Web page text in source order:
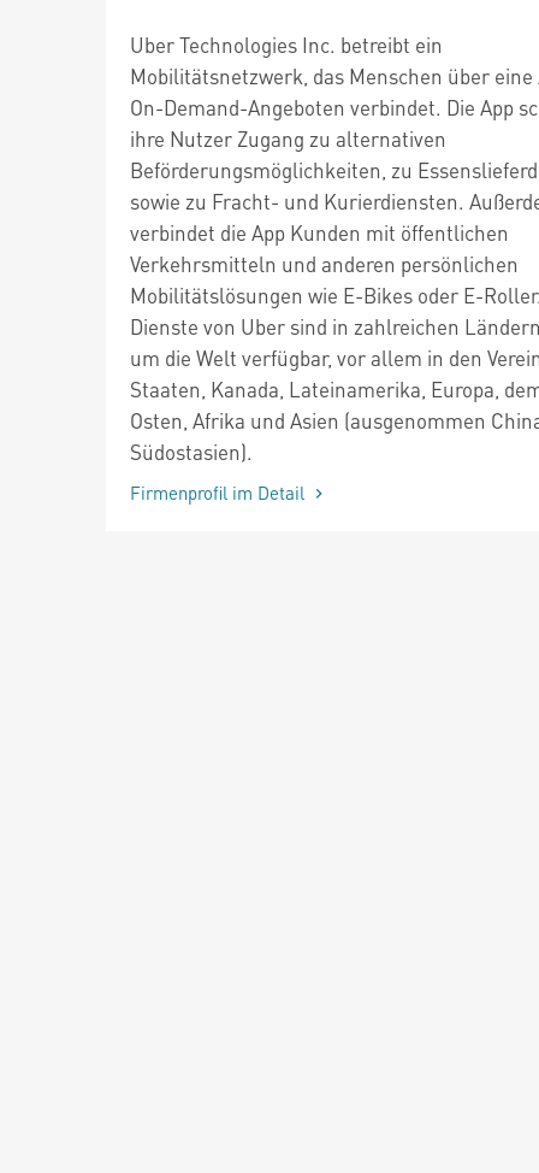
Uber Technologies Inc. betreibt ein
Mobilitätsnetzwerk, das Menschen über eine
On-Demand-Angeboten verbindet. Die App
ihre Nutzer Zugang zu alternativen
Beförderungsmöglichkeiten, zu
sowie zu Fracht- und Kurierdiensten.
verbindet die App Kunden mit öffentlichen
Verkehrsmitteln und anderen persönlichen
Mobilitätslösungen wie E-Bikes oder E-
Dienste von Uber sind in zahlreichen
um die Welt verfügbar, vor allem in den
Staaten, Kanada, Lateinamerika, Europa,
Osten, Afrika und Asien (ausgenommen
Südostasien).
Firmenprofil im Detail